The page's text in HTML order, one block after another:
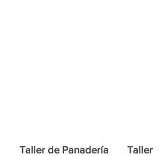
Taller de Panadería Taller